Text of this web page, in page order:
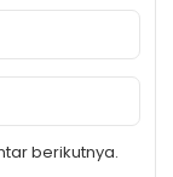
berikutnya.